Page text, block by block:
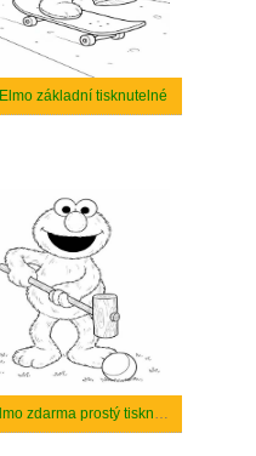
Elmo základní tisknutelné
Elmo zdarma prostý tisknutelné